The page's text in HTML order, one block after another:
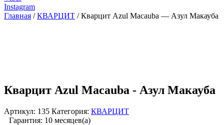
Instagram
Главная /КВАРЦИТ / Кварцит Azul Macauba — Азул Макауба
Кварцит Azul Macauba - Азул Макауба
Артикул: 135 Категория: КВАРЦИТ
Гарантия: 10 месяцев(а)